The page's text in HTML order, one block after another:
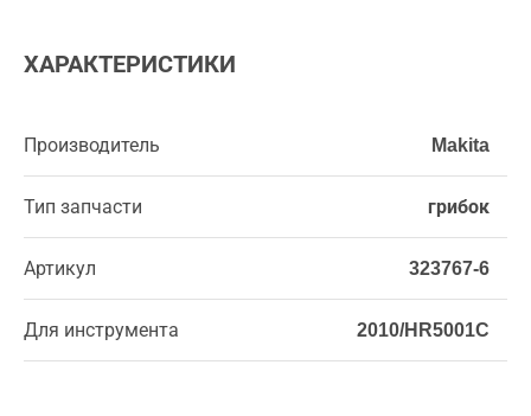
ХАРАКТЕРИСТИКИ
Производитель Makita
Тип запчасти грибок
Артикул 323767-6
Для инструмента 2010/HR5001C